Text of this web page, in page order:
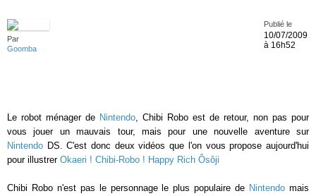
Par
Goomba
Publié le
10/07/2009
à 16h52
Le robot ménager de Nintendo, Chibi Robo est de retour, non pas pour
vous jouer un mauvais tour, mais pour une nouvelle aventure sur
Nintendo DS. C'est donc deux vidéos que l'on vous propose aujourd'hui
pour illustrer Okaeri ! Chibi-Robo ! Happy Rich Ôsôji
Chibi Robo n'est pas le personnage le plus populaire de Nintendo mais